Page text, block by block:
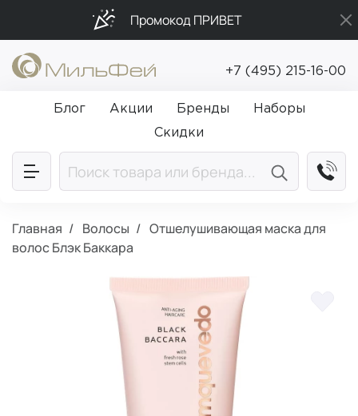
Промокод ПРИВЕТ
Бесплатная доставка от 5 000₽
Подарки в каждый заказ от 5 000₽
+7 (495) 215-16-00
Блог Акции Бренды
Наборы
Скидки
Главная Волосы
Отшелушивающая маска для
волос Блэк Баккара